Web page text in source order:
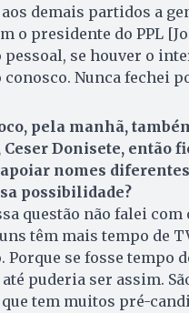
demais partidos a
o presidente do PPL
pessoal, se houver o
conosco. Nunca fechei
pela manhã,
Donisete, então
nomes
possibilidade?
questão não falei
têm mais tempo de
Porque se fosse tempo
puderia ser assim.
tem muitos pré-